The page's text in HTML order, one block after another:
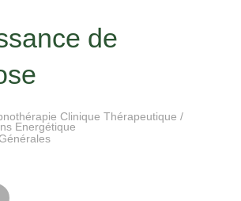
de
Clinique Thérapeutique /
Energétique